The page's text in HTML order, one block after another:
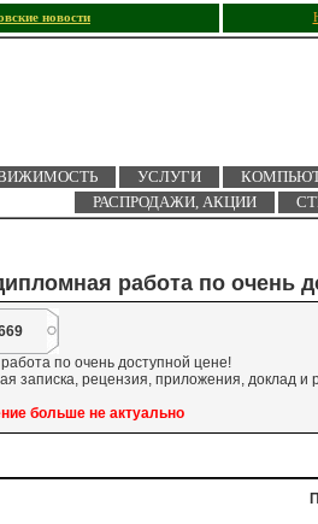
новости
УСЛУГИ
РАСПРОДАЖИ, АКЦИИ
работа по очень
по очень доступной цене!
записка, рецензия, приложения, доклад и
больше не актуально